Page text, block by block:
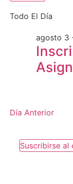
Seleccionar
la
fecha.
Todo El Día
agosto 3
Día Anterior
Suscribirse al